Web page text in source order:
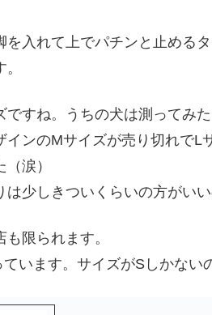
を入れて上でパチンと止める
すね。うちの犬は測ってみ
インのMサイズが売り切れでL
涙）
少しきついくらいの方がいい
限られます。
います。サイズがSしかない